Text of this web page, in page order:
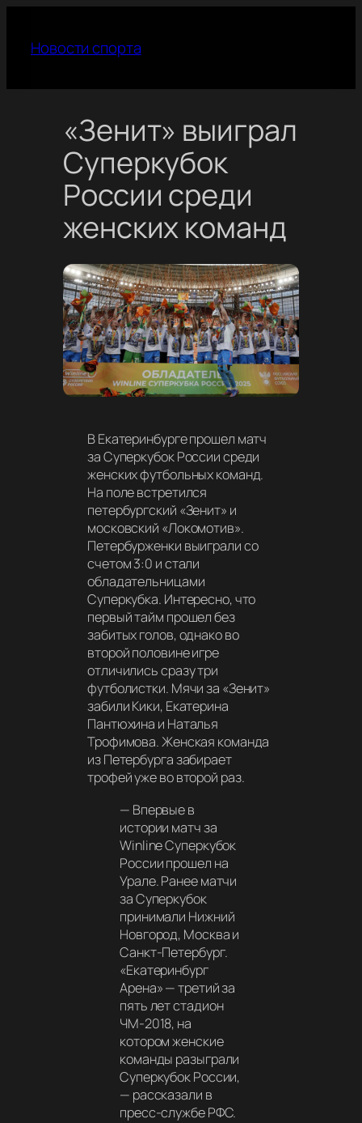
содержимому
Новости спорта
«Зенит» выиграл
Суперкубок
России среди
женских команд
В Екатеринбурге прошел матч
за Суперкубок России среди
женских футбольных команд.
На поле встретился
петербургский «Зенит» и
московский «Локомотив».
Петербурженки выиграли со
счетом 3:0 и стали
обладательницами
Суперкубка. Интересно, что
первый тайм прошел без
забитых голов, однако во
второй половине игре
отличились сразу три
футболистки. Мячи за «Зенит»
забили Кики, Екатерина
Пантюхина и Наталья
Трофимова. Женская команда
из Петербурга забирает
трофей уже во второй раз.
— Впервые в
истории матч за
Winline Суперкубок
России прошел на
Урале. Ранее матчи
за Суперкубок
принимали Нижний
Новгород, Москва и
Санкт-Петербург.
«Екатеринбург
Арена» — третий за
пять лет стадион
ЧМ-2018, на
котором женские
команды разыграли
Суперкубок России,
— рассказали в
пресс-службе РФС.